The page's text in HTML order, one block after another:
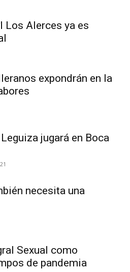
Los Alerces ya es
expondrán en la
jugará en Boca
necesita una
Sexual como
de pandemia